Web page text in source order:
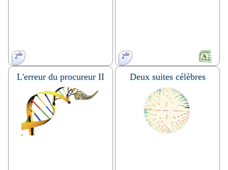
2de
Utiliser un tableur, simulation,
fluctuation d'échantillonnage.
2de
expliquant la notion d'espérance
Tout niveau.
L'erreur du procureur II Deux suites célèbres